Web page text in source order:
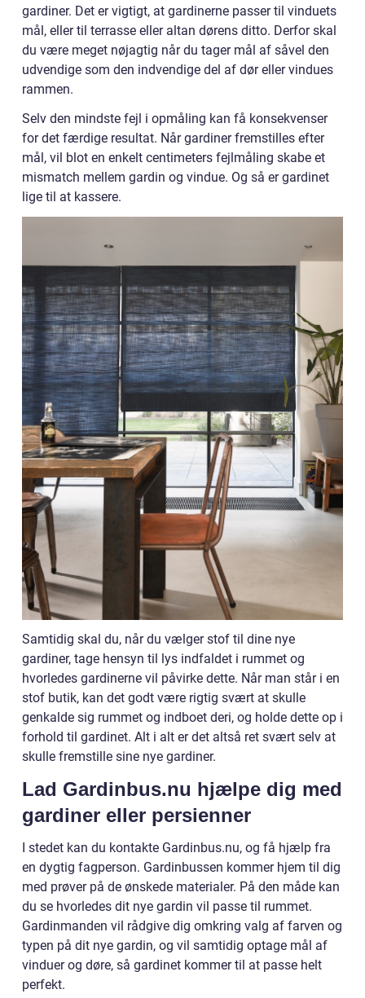
gardiner. Det er vigtigt, at gardinerne passer til vinduets
mål, eller til terrasse eller altan dørens ditto. Derfor skal
du være meget nøjagtig når du tager mål af såvel den
udvendige som den indvendige del af dør eller vindues
rammen.
Selv den mindste fejl i opmåling kan få konsekvenser
for det færdige resultat. Når gardiner fremstilles efter
mål, vil blot en enkelt centimeters fejlmåling skabe et
mismatch mellem gardin og vindue. Og så er gardinet
lige til at kassere.
Samtidig skal du, når du vælger stof til dine nye
gardiner, tage hensyn til lys indfaldet i rummet og
hvorledes gardinerne vil påvirke dette. Når man står i en
stof butik, kan det godt være rigtig svært at skulle
genkalde sig rummet og indboet deri, og holde dette op i
forhold til gardinet. Alt i alt er det altså ret svært selv at
skulle fremstille sine nye gardiner.
Lad Gardinbus.nu hjælpe dig med
gardiner eller persienner
I stedet kan du kontakte Gardinbus.nu, og få hjælp fra
en dygtig fagperson. Gardinbussen kommer hjem til dig
med prøver på de ønskede materialer. På den måde kan
du se hvorledes dit nye gardin vil passe til rummet.
Gardinmanden vil rådgive dig omkring valg af farven og
typen på dit nye gardin, og vil samtidig optage mål af
vinduer og døre, så gardinet kommer til at passe helt
perfekt.